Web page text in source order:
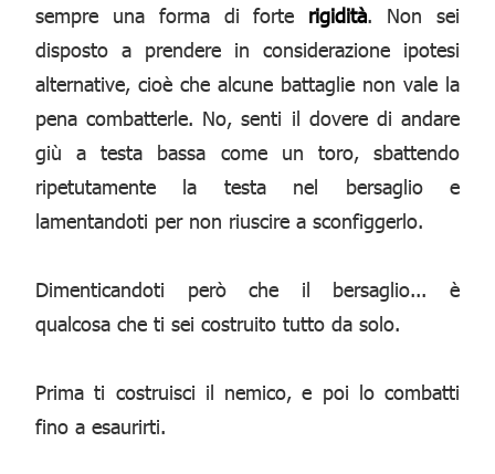
sempre una forma di forte rigidità. Non sei
disposto a prendere in considerazione ipotesi
alternative, cioè che alcune battaglie non vale la
pena combatterle. No, senti il dovere di andare
giù a testa bassa come un toro, sbattendo
ripetutamente la testa nel bersaglio e
lamentandoti per non riuscire a sconfiggerlo.
Dimenticandoti però che il bersaglio... è
qualcosa che ti sei costruito tutto da solo.
Prima ti costruisci il nemico, e poi lo combatti
fino a esaurirti.